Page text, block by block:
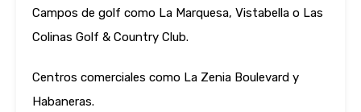
Campos de golf como La Marquesa, Vistabella o Las
Colinas Golf & Country Club.
Centros comerciales como La Zenia Boulevard y
Habaneras.